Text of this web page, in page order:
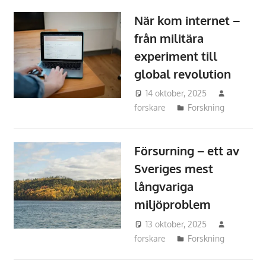
När kom internet –
från militära
experiment till
global revolution
14 oktober, 2025
forskare
Forskning
Försurning – ett av
Sveriges mest
långvariga
miljöproblem
13 oktober, 2025
forskare
Forskning